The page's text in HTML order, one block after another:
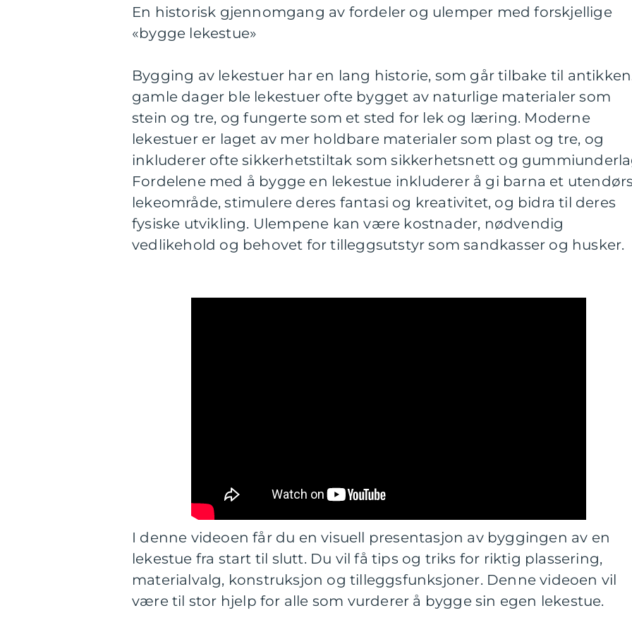
En historisk gjennomgang av fordeler og ulemper med forskjellige
«bygge lekestue»
Bygging av lekestuer har en lang historie, som går tilbake til
gamle dager ble lekestuer ofte bygget av naturlige materialer som
stein og tre, og fungerte som et sted for lek og læring. Moderne
lekestuer er laget av mer holdbare materialer som plast og tre, og
inkluderer ofte sikkerhetstiltak som sikkerhetsnett og
Fordelene med å bygge en lekestue inkluderer å gi barna et utendørs
lekeområde, stimulere deres fantasi og kreativitet, og bidra til deres
fysiske utvikling. Ulempene kan være kostnader, nødvendig
vedlikehold og behovet for tilleggsutstyr som sandkasser og husker.
I denne videoen får du en visuell presentasjon av byggingen av en
lekestue fra start til slutt. Du vil få tips og triks for riktig plassering,
materialvalg, konstruksjon og tilleggsfunksjoner. Denne videoen vil
være til stor hjelp for alle som vurderer å bygge sin egen lekestue.